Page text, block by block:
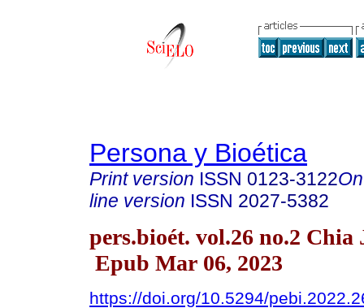
Persona y Bioética
Print version ISSN 0123-3122
line version ISSN 2027-5382
pers.bioét. vol.26 no.2 Chia
Epub Mar 06, 2023
https://doi.org/10.5294/